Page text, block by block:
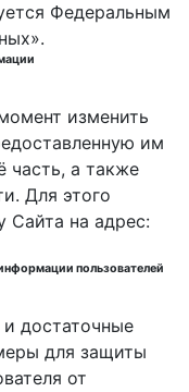
Федеральным
изменить
им
часть, а также
Для этого
Сайта на адрес:
пользователей
достаточные
для защиты
от